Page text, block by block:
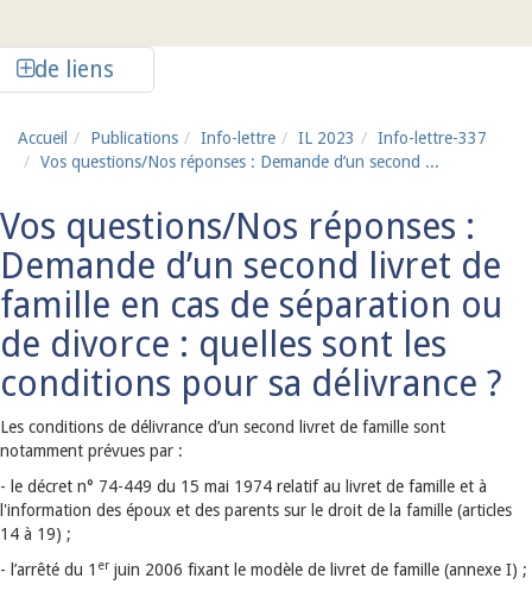
de liens
Accueil Publications Info-lettre IL 2023
Info-lettre-337
Vos questions/Nos réponses : Demande d’un second ...
Vos questions/Nos réponses :
Demande d’un second livret de
famille en cas de séparation ou
de divorce : quelles sont les
conditions pour sa délivrance ?
Les conditions de délivrance d’un second livret de famille sont
notamment prévues par :
- le décret n° 74-449 du 15 mai 1974 relatif au livret de famille et à
l'information des époux et des parents sur le droit de la famille (articles
14 à 19) ;
- l’arrêté du 1 er juin 2006 fixant le modèle de livret de famille (annexe I) ;